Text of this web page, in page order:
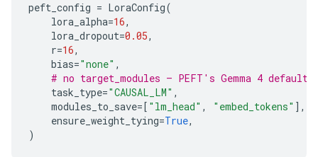
peft_config = LoraConfig(
lora_alpha=16,
lora_dropout=0.05,
r=16,
bias="none" ,
# no target_modules — PEFT's Gemma 4
task_type="CAUSAL_LM" ,
modules_to_save=[ "lm_head" , "embed_tokens" ],
ensure_weight_tying=True,
)